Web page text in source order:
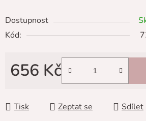
Dostupnost
Kód:
656 Kč
Tisk Zeptat se Sdílet